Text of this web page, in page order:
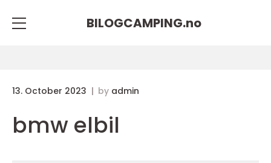
BILOGCAMPING.no
13. October 2023 by admin
bmw elbil